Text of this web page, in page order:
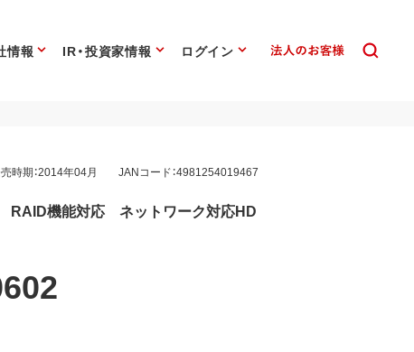
情報 IR・投資家情報 ログイン
時期：2014年04月 JANコード：4981254019467
RAID機能対応 ネットワーク対応HD